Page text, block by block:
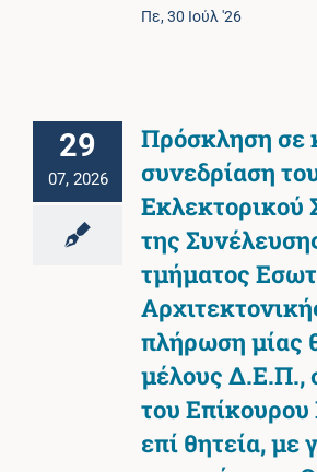
Πε, 30 Ιούλ '26
29
07, 2026
Πρόσκληση σε
συνεδρίαση
Εκλεκτορικού
της
τμήματος
πλήρωση μίας
μέλους Δ.Ε.Π.,
του
επί θητεία, με